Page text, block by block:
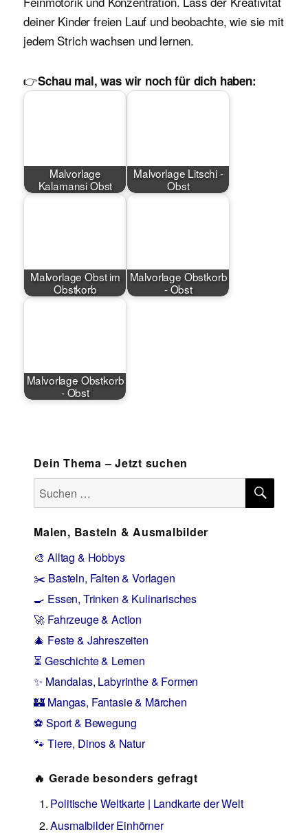
deiner Kinder freien Lauf und beobachte, wie sie mit
jedem Strich wachsen und lernen.
👉Schau mal, was wir noch für dich haben:
Malvorlage
Kalamansi Obst
Malvorlage Litschi -
Obst
Malvorlage Obst im
Obstkorb
Malvorlage Obstkorb
- Obst
Malvorlage Obstkorb
- Obst
Dein Thema – Jetzt suchen
Suchen
nach:
Malen, Basteln & Ausmalbilder
🎨 Alltag & Hobbys
✂️ Basteln, Falten & Vorlagen
🍳 Essen, Trinken & Kulinarisches
🚀 Fahrzeuge & Action
🎄 Feste & Jahreszeiten
⏳ Geschichte & Lernen
✨ Mandalas, Labyrinthe & Formen
🏰 Mangas, Fantasie & Märchen
⚽ Sport & Bewegung
🐾 Tiere, Dinos & Natur
🔥 Gerade besonders gefragt
Politische Weltkarte | Landkarte der Welt
Ausmalbilder Einhörner